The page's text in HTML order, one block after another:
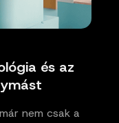
és az
nem csak a